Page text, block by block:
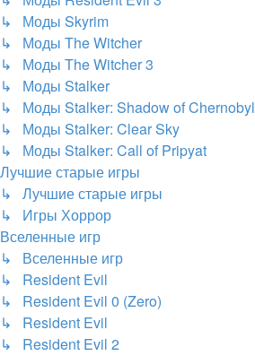
↳ Моды Skyrim
↳ Моды The Witcher
↳ Моды The Witcher 3
↳ Моды Stalker
↳ Моды Stalker: Shadow of Chernobyl
↳ Моды Stalker: Clear Sky
↳ Моды Stalker: Call of Pripyat
Лучшие старые игры
↳ Лучшие старые игры
↳ Игры Хоррор
Вселенные игр
↳ Вселенные игр
↳ Resident Evil
↳ Resident Evil 0 (Zero)
↳ Resident Evil
↳ Resident Evil 2